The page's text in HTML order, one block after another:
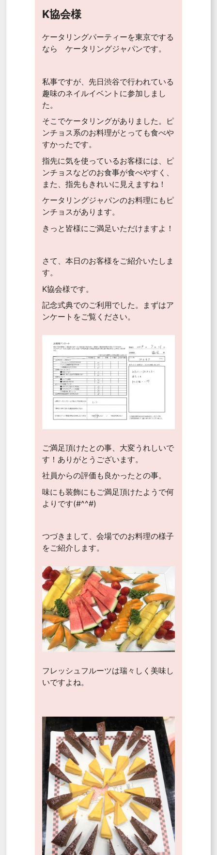
K協会様
ケータリングパーティーを東京でする
なら ケータリングジャパンです。
私事ですが、先日渋谷で行われている
趣味のネイルイベントに参加しまし
た。
そこでケータリングがありました。ピ
ンチョス系のお料理がとっても食べや
すかったです。
指先に気を使っているお客様には、ピ
ンチョスなどのお食事が食べやすく、
また、指先もきれいに見えますね！
ケータリングジャパンのお料理にもピ
ンチョスがあります。
きっと皆様にご満足いただけますよ！
さて、本日のお客様をご紹介いたしま
す。
K協会様です。
記念式典でのご利用でした。まずはア
ンケートをご覧ください。
ご満足頂けたとの事、大変うれしいで
す！ありがとうございます。
社員からの評価も良かったとの事。
味にも装飾にもご満足頂けたようで何
よりです(#^^#)
つづきまして、会場でのお料理の様子
をご紹介します。
フレッシュフルーツは瑞々しく美味し
いですよね。